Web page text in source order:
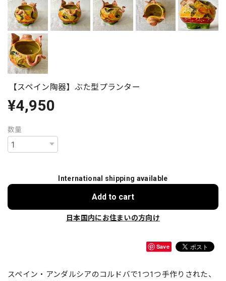
【スペイン陶器】ぶた型プランター
¥4,950
数量
International shipping available
Add to cart
日本国内にお住まいの方向け
Save
スペイン・アンダルシアのコルドバで1つ1つ手作りされた、